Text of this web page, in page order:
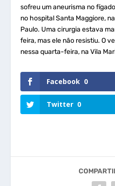
sofreu um aneurisma no
no hospital Santa Maggiore,
Paulo. Uma cirurgia estava
feira, mas ele não resistiu. O
nessa quarta-feira, na Vila
Facebook 0
Twitter 0